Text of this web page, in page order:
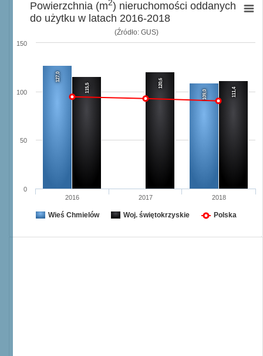
(Źródło: GUS)
127,0
109,0
115,5 120,6
111,4
2016 2017 2018
0
50
100
150
Powierzchnia (m2) nieruchomości oddanych
do użytku w latach 2016-2018
Wieś Chmielów Woj. świętokrzyskie Polska